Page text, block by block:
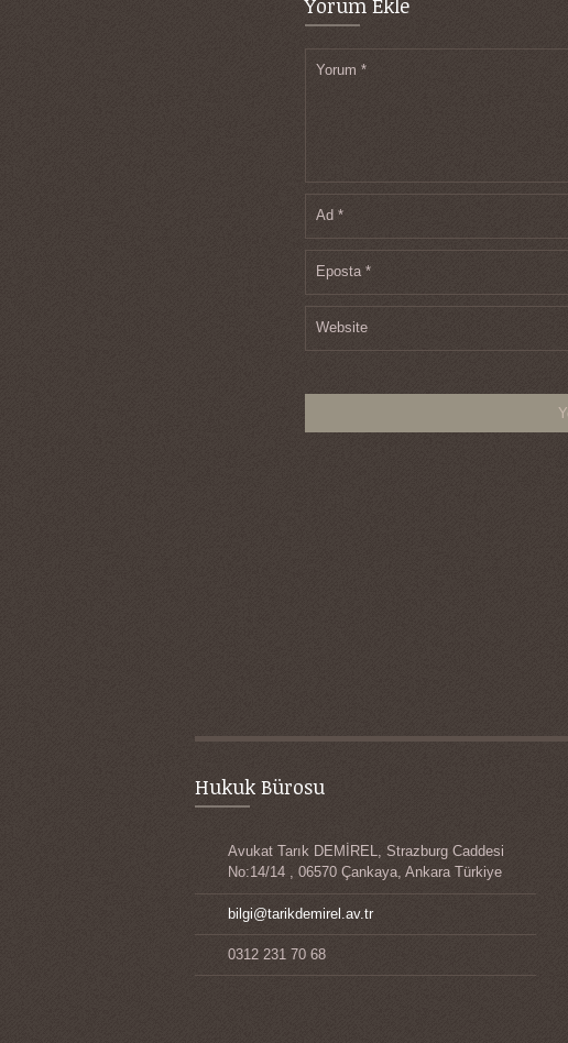
Yorum Ekle
Yorum *
Ad *
Eposta *
Website
Hukuk Bürosu
Avukat Tarık DEMİREL, Strazburg Caddesi
No:14/14 , 06570 Çankaya, Ankara Türkiye
bilgi@tarikdemirel.av.tr
0312 231 70 68